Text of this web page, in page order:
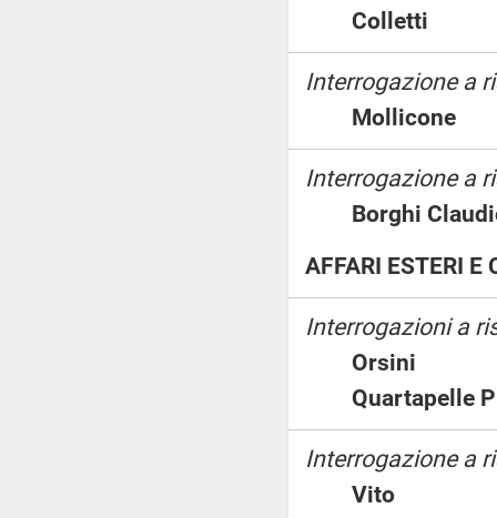
Colletti
Interrogazione a
Interrogazione a
Borghi
AFFARI ESTERI E
Interrogazioni a
Orsini
Quartapelle
Interrogazione a
Vito